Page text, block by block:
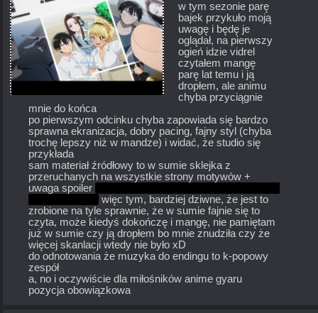
w tym sezonie parę
bajek przykuło moją
uwagę i będę je
oglądał, na pierwszy
ogień idzie vidrel
czytałem mangę
parę lat temu i ją
dropłem, ale animu
chyba przyciągnie
mnie do końca
po pierwszym odcinku chyba zapowiada się bardzo
sprawna ekranizacja, dobry pacing, fajny styl (chyba
trochę lepszy niż w mandze) i widać, że studio się
przykłada
sam materiał źródłowy to w sumie sklejka z
przeruchanych na wszystkie strony motywów +
uwaga spoiler
więc tym, bardziej dziwne, że jest to
zrobione na tyle sprawnie, że w sumie fajnie się to
czyta, może kiedyś dokończę i mangę, nie pamiętam
już w sumie czy ją dropłem bo mnie znudziła czy że
więcej skanlacji wtedy nie było xD
do odnotowania że muzyka do endingu to k-popowy
zespół
a, no i oczywiście dla miłośników anime gyaru
pozycja obowiązkowa